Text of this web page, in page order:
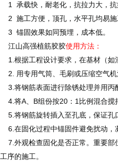
1 承载快，耐老化，抗拉力大，抗
2 施工方便，顶孔，水平孔均易施
3 锚固效果如同预埋，成本低。
江山高强植筋胶胶使用方法：
1.根据工程设计要求，在基材（如
2. 用专用气筒、毛刷或压缩空气机
3.将钢筋表面进行除锈处理并用丙
4.将A、B组份按20：1比例混合搅
5.将钢筋旋转插入至孔底，保证孔
6.在固化过程中锚固件避免扰动，
7.外观检查固化是否正常。重要部
工序的施工。